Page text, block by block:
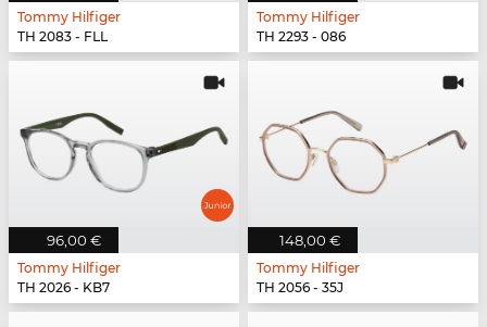
Tommy Hilfiger
TH 2083 - FLL
Tommy Hilfiger
TH 2293 - 086
96,00 €
Tommy Hilfiger
TH 2026 - KB7
148,00 €
Tommy Hilfiger
TH 2056 - 35J